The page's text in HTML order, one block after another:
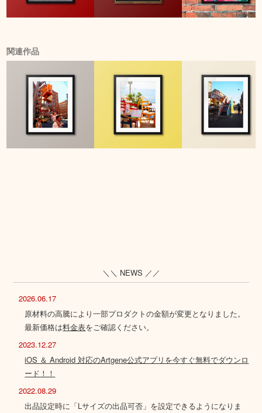
関連作品
＼＼ NEWS ／／
2026.06.17
原材料の高騰により一部プロダクトの金額が変更となりました。
最新価格は料金表をご確認ください。
2023.12.27
iOS ＆ Android 対応のArtgene公式アプリを今すぐ無料でダウンロ
ード！！
2022.08.29
出品設定時に「Lサイズの出品可否」を設定できるようになりま